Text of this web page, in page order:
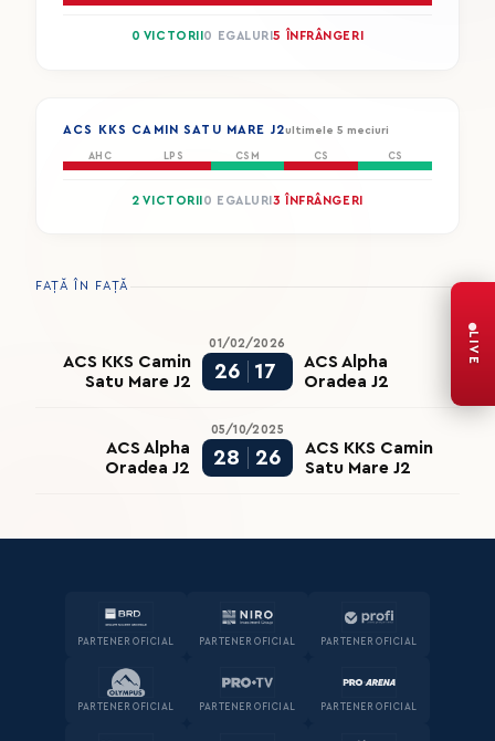
0 VICTORII 0 EGALURI5 ÎNFRÂNGERI
ACS KKS CAMIN SATU MARE J2ultimele 5 meciuri
AHC LPS CSM CS CS
2 VICTORII 0 EGALURI 3 ÎNFRÂNGERI
FAȚĂ ÎN FAȚĂ
01/02/2026
ACS KKS Camin
Satu Mare J2
26 17
ACS Alpha
Oradea J2
05/10/2025
ACS Alpha
Oradea J2
28 26
ACS KKS Camin
Satu Mare J2
PARTENER OFICIAL PARTENER OFICIAL PARTENER OFICIAL
PARTENER OFICIAL PARTENER OFICIAL PARTENER OFICIAL
LIVE